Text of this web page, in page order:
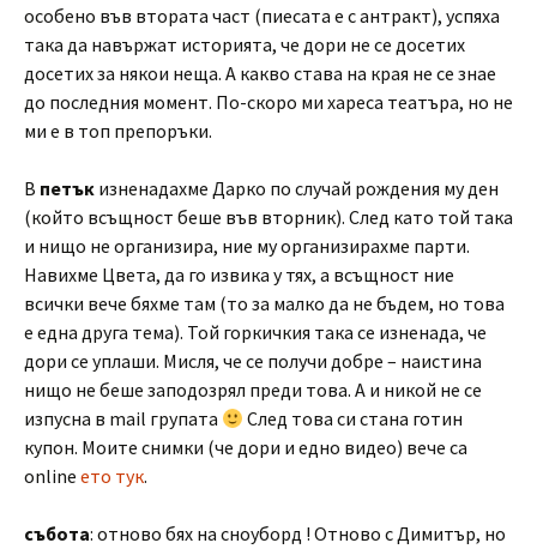
особено във втората част (пиесата е с антракт), успяха
така да навържат историята, че дори не се досетих
досетих за някои неща. А какво става на края не се знае
до последния момент. По-скоро ми хареса театъра, но не
ми е в топ препоръки.
В петък изненадахме Дарко по случай рождения му ден
(който всъщност беше във вторник). След като той така
и нищо не организира, ние му организирахме парти.
Навихме Цвета, да го извика у тях, а всъщност ние
всички вече бяхме там (то за малко да не бъдем, но това
е една друга тема). Той горкичкия така се изненада, че
дори се уплаши. Мисля, че се получи добре – наистина
нищо не беше заподозрял преди това. А и никой не се
изпусна в mail групата
След това си стана готин
купон. Моите снимки (че дори и едно видео) вече са
online ето тук.
събота: отново бях на сноуборд ! Отново с Димитър, но